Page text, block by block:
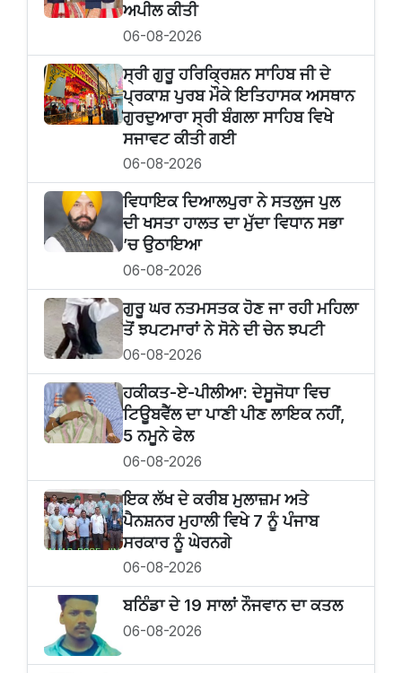
ਅਪੀਲ ਕੀਤੀ
06-08-2026
ਸ੍ਰੀ ਗੁਰੂ ਹਰਿਕ੍ਰਿਸ਼ਨ ਸਾਹਿਬ ਜੀ ਦੇ
ਪ੍ਰਕਾਸ਼ ਪੁਰਬ ਮੌਕੇ ਇਤਿਹਾਸਕ ਅਸਥਾਨ
ਗੁਰਦੁਆਰਾ ਸ੍ਰੀ ਬੰਗਲਾ ਸਾਹਿਬ ਵਿਖੇ
ਸਜਾਵਟ ਕੀਤੀ ਗਈ
06-08-2026
ਵਿਧਾਇਕ ਦਿਆਲਪੁਰਾ ਨੇ ਸਤਲੁਜ ਪੁਲ
ਦੀ ਖਸਤਾ ਹਾਲਤ ਦਾ ਮੁੱਦਾ ਵਿਧਾਨ ਸਭਾ
’ਚ ਉਠਾਇਆ
06-08-2026
ਗੁਰੂ ਘਰ ਨਤਮਸਤਕ ਹੋਣ ਜਾ ਰਹੀ ਮਹਿਲਾ
ਤੋਂ ਝਪਟਮਾਰਾਂ ਨੇ ਸੋਨੇ ਦੀ ਚੇਨ ਝਪਟੀ
06-08-2026
ਹਕੀਕਤ-ਏ-ਪੀਲੀਆ: ਦੇਸੂਜੋਧਾ ਵਿਚ
ਟਿਊਬਵੈੱਲ ਦਾ ਪਾਣੀ ਪੀਣ ਲਾਇਕ ਨਹੀਂ,
5 ਨਮੂਨੇ ਫੇਲ
06-08-2026
ਇਕ ਲੱਖ ਦੇ ਕਰੀਬ ਮੁਲਾਜ਼ਮ ਅਤੇ
ਪੈਨਸ਼ਨਰ ਮੁਹਾਲੀ ਵਿਖੇ 7 ਨੂੰ ਪੰਜਾਬ
ਸਰਕਾਰ ਨੂੰ ਘੇਰਨਗੇ
06-08-2026
ਬਠਿੰਡਾ ਦੇ 19 ਸਾਲਾਂ ਨੌਜਵਾਨ ਦਾ ਕਤਲ
06-08-2026